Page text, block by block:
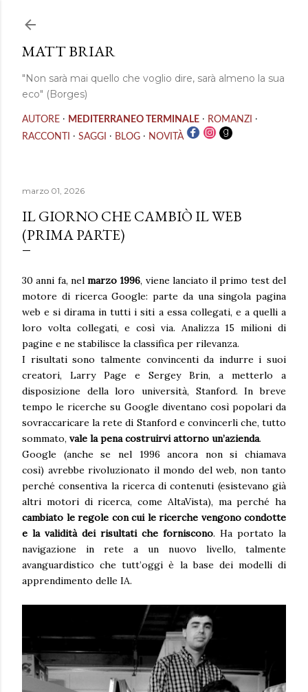
MATT BRIAR
"Non sarà mai quello che voglio dire, sarà almeno la sua
eco" (Borges)
AUTORE · MEDITERRANEO TERMINALE · ROMANZI ·
RACCONTI · SAGGI · BLOG · NOVITÀ
marzo 01, 2026
IL GIORNO CHE CAMBIÒ IL WEB
(PRIMA PARTE)
30 anni fa, nelmarzo 1996, viene lanciato il primo test del
motore di ricerca Google: parte da una singola pagina
web e si dirama in tutti i siti a essa collegati, e a quelli a
loro volta collegati, e così via. Analizza 15 milioni di
pagine e ne stabilisce la classifica per rilevanza.
I risultati sono talmente convincenti da indurre i suoi
creatori, Larry Page e Sergey Brin, a metterlo a
disposizione della loro università, Stanford. In breve
tempo le ricerche su Google diventano così popolari da
sovraccaricare la rete di Stanford e convincerli che, tutto
sommato, vale la pena costruirvi attorno un’azienda.
Google (anche se nel 1996 ancora non si chiamava
così) avrebbe rivoluzionato il mondo del web, non tanto
perché consentiva la ricerca di contenuti (esistevano già
altri motori di ricerca, come AltaVista), ma perché ha
cambiato le regole con cui le ricerche vengono condotte
e la validità dei risultati che forniscono. Ha portato la
navigazione in rete a un nuovo livello, talmente
avanguardistico che tutt’oggi è la base dei modelli di
apprendimento delle IA.